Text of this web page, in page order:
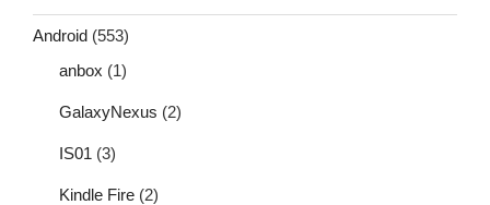
Android (553)
anbox (1)
GalaxyNexus (2)
IS01 (3)
Kindle Fire (2)